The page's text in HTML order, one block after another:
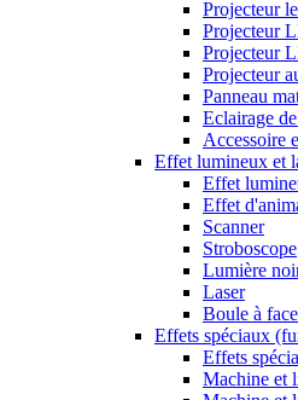
Projecteur
Projecteur
Projecteur
Projecteur
Panneau
Eclairage
Accessoire
Effet lumineux et
Effet
Effet
Scanner
Stroboscope
Lumière
Laser
Boule à
Effets spéciaux
Effets
Machine et